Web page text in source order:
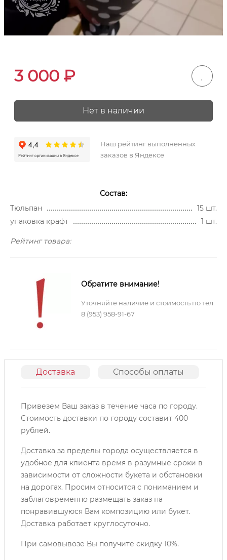
3 000 ₽
Нет в наличии
Наш рейтинг выполненных
заказов в Яндексе
Состав:
Тюльпан
15 шт.
упаковка крафт
1 шт.
Рейтинг товара:
Обратите внимание!
Уточняйте наличие и стоимость по тел:
8 (953) 958-91-67
Доставка Способы оплаты
Привезем Ваш заказ в течение часа по городу.
Cтоимость доставки по городу составит 400
рублей.
Доставка за пределы города осуществляется в
удобное для клиента время в разумные сроки в
зависимости от сложности букета и обстановки
на дорогах. Просим относится с пониманием и
заблаговременно размещать заказ на
понравившуюся Вам композицию или букет.
Доставка работает круглосуточно.
При самовывозе Вы получите скидку 10%.